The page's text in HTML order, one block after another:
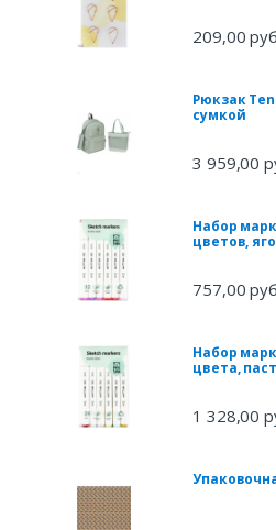
209,00
Рюкзак
сумкой
3 959,00
Набор
цветов,
757,00
Набор
цвета,
1 328,00